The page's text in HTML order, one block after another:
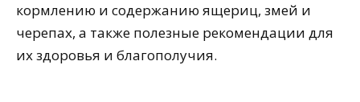
кормлению и содержанию ящериц, змей и
черепах, а также полезные рекомендации для
их здоровья и благополучия.